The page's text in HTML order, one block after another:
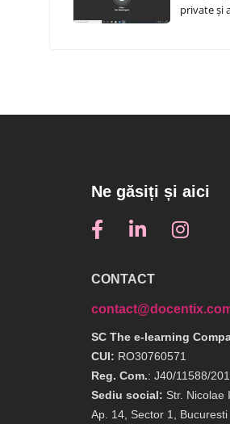
private și
Ne găsiți și aici
CONTACT
SC The e-learning
CUI: RO30760571
Reg. Com.: J40/11588/
Sediu social: Str. Nicolae
Ap. 14, Sector 1, Bucuresti